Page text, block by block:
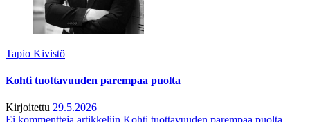
Tapio Kivistö
Kohti tuottavuuden parempaa puolta
Kirjoitettu 29.5.2026